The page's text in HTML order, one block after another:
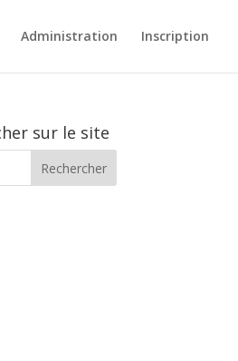
Administration Inscription
sur le site